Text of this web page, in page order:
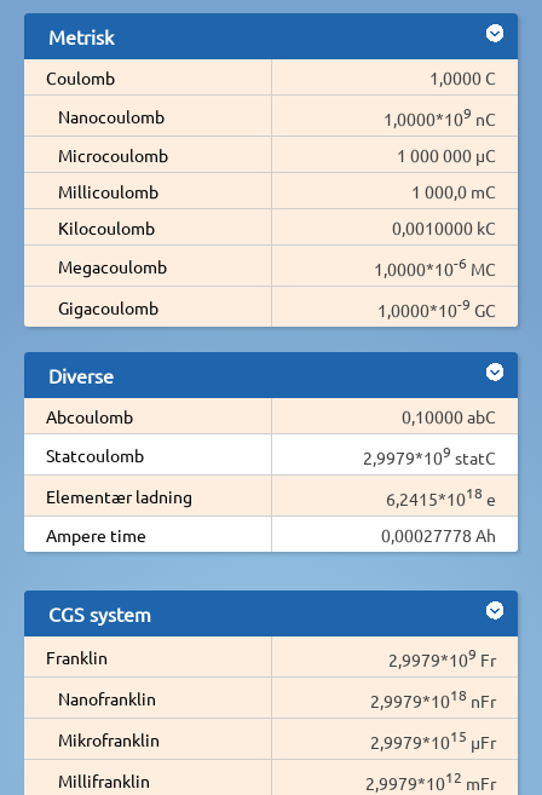
Metrisk
Coulomb
1,0000 C
Nanocoulomb
1,0000*109 nC
Microcoulomb
1 000 000 µC
Millicoulomb
1 000,0 mC
Kilocoulomb
0,0010000 kC
Megacoulomb
1,0000*10-6 MC
Gigacoulomb
1,0000*10-9 GC
Diverse
Abcoulomb
0,10000 abC
Statcoulomb
2,9979*109 statC
Elementær ladning
6,2415*1018 e
Ampere time
0,00027778 Ah
CGS system
Franklin 2,9979*109 Fr
Nanofranklin
2,9979*1018 nFr
Mikrofranklin
2,9979*1015 µFr
Millifranklin
2,9979*1012 mFr